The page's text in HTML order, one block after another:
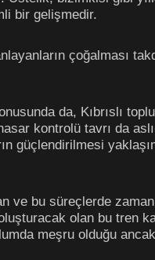
bir gelişmedir.
çoğalması
da, Kıbrıslı
kontrolü tavrı da
güçlendirilmesi
ve bu süreçlerde
olan bu tren
meşru olduğu